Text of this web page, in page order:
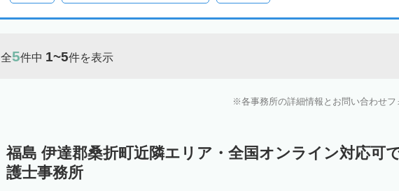
全5件中 1~5件を表示
各事務所の詳細情報とお問い合わせ
福島 伊達郡桑折町近隣エリア・全国オンライン対応可
護士事務所